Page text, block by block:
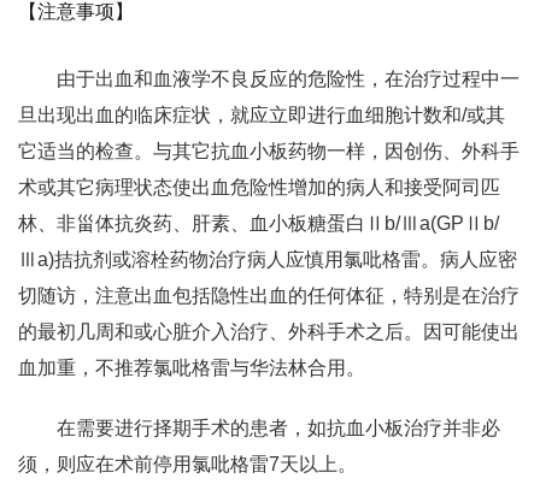
【注意事项】
由于出血和血液学不良反应的危险性，在治疗过程中一
旦出现出血的临床症状，就应立即进行血细胞计数和/或其
它适当的检查。与其它抗血小板药物一样，因创伤、外科手
术或其它病理状态使出血危险性增加的病人和接受阿司匹
林、非甾体抗炎药、肝素、血小板糖蛋白Ⅱb/Ⅲa(GPⅡb/
Ⅲa)拮抗剂或溶栓药物治疗病人应慎用氯吡格雷。病人应密
切随访，注意出血包括隐性出血的任何体征，特别是在治疗
的最初几周和或心脏介入治疗、外科手术之后。因可能使出
血加重，不推荐氯吡格雷与华法林合用。
在需要进行择期手术的患者，如抗血小板治疗并非必
须，则应在术前停用氯吡格雷7天以上。